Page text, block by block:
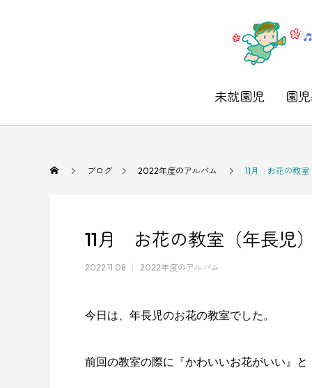
未就園児 園
ブログ 2022年度のアルバム 11月 お花の教室
11月 お花の教室（年長児
2022.11.08 2022年度のアルバム
今日は、年長児のお花の教室でした。
前回の教室の際に『かわいいお花がいい』と